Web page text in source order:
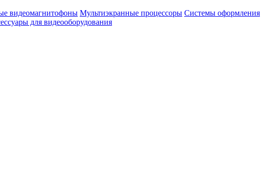
видеомагнитофоны Мультиэкранные процессоры Системы оформления
для видеооборудования